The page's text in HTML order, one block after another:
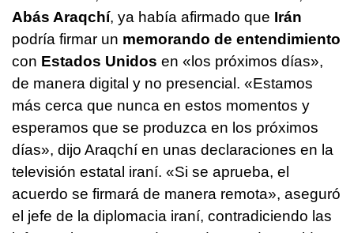
Abás Araqchí, ya había afirmado que Irán
podría firmar un memorando de entendimiento
con Estados Unidos en «los próximos días»,
de manera digital y no presencial. «Estamos
más cerca que nunca en estos momentos y
esperamos que se produzca en los próximos
días», dijo Araqchí en unas declaraciones en la
televisión estatal iraní. «Si se aprueba, el
acuerdo se firmará de manera remota», aseguró
el jefe de la diplomacia iraní, contradiciendo las